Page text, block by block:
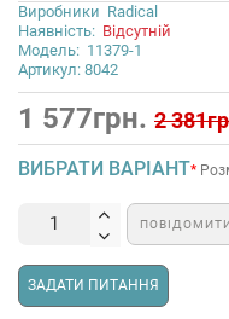
Виробники Radical
Наявність: Відсутній
Модель: 11379-1
Артикул: 8042
1 577грн. 2
ВИБРАТИ ВАРІАНТ
ЗАДАТИ ПИТАННЯ